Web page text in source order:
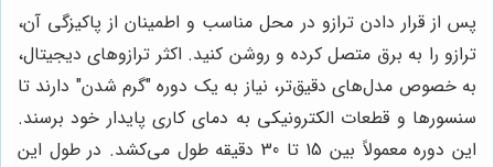
پس از قرار دادن ترازو در محل مناسب و اطمینان از پاکیزگی آن،
ترازو را به برق متصل کرده و روشن کنید. اکثر ترازوهای دیجیتال،
به خصوص مدل‌های دقیق‌تر، نیاز به یک دوره "گرم شدن" دارند تا
سنسورها و قطعات الکترونیکی به دمای کاری پایدار خود برسند.
این دوره معمولاً بین 15 تا 30 دقیقه طول می‌کشد. در طول این